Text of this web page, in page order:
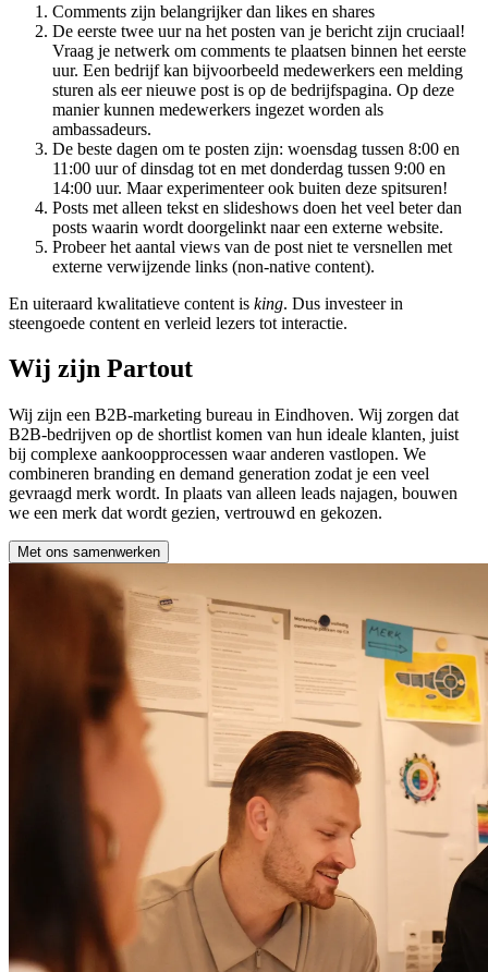
Comments zijn belangrijker dan likes en shares
De eerste twee uur na het posten van je bericht zijn cruciaal!
Vraag je netwerk om comments te plaatsen binnen het eerste
uur. Een bedrijf kan bijvoorbeeld medewerkers een melding
sturen als eer nieuwe post is op de bedrijfspagina. Op deze
manier kunnen medewerkers ingezet worden als
ambassadeurs.
De beste dagen om te posten zijn: woensdag tussen 8:00 en
11:00 uur of dinsdag tot en met donderdag tussen 9:00 en
14:00 uur. Maar experimenteer ook buiten deze spitsuren!
Posts met alleen tekst en slideshows doen het veel beter dan
posts waarin wordt doorgelinkt naar een externe website.
Probeer het aantal views van de post niet te versnellen met
externe verwijzende links (non-native content).
En uiteraard kwalitatieve content is king. Dus investeer in
steengoede content en verleid lezers tot interactie.
Wij zijn Partout
Wij zijn een B2B-marketing bureau in Eindhoven. Wij zorgen dat
B2B-bedrijven op de shortlist komen van hun ideale klanten, juist
bij complexe aankoopprocessen waar anderen vastlopen. We
combineren branding en demand generation zodat je een veel
gevraagd merk wordt. In plaats van alleen leads najagen, bouwen
we een merk dat wordt gezien, vertrouwd en gekozen.
Met ons samenwerken